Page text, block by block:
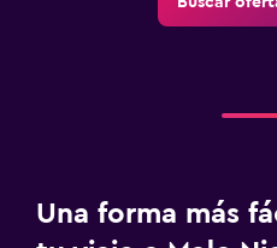
Alfombrado
Una forma más